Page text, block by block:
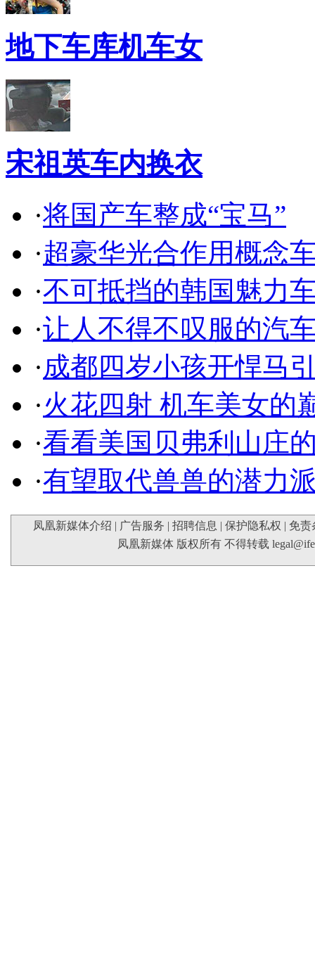
地下车库机车女
宋祖英车内换衣
·将国产车整成“宝马”
·超豪华光合作用概念
·不可抵挡的韩国魅力
·让人不得不叹服的汽
·成都四岁小孩开悍马
·火花四射 机车美女的
·看看美国贝弗利山庄
·有望取代兽兽的潜力
凤凰新媒体介绍 | 广告服务 | 招聘信息 | 保护隐私权 | 免责
凤凰新媒体 版权所有 不得转载